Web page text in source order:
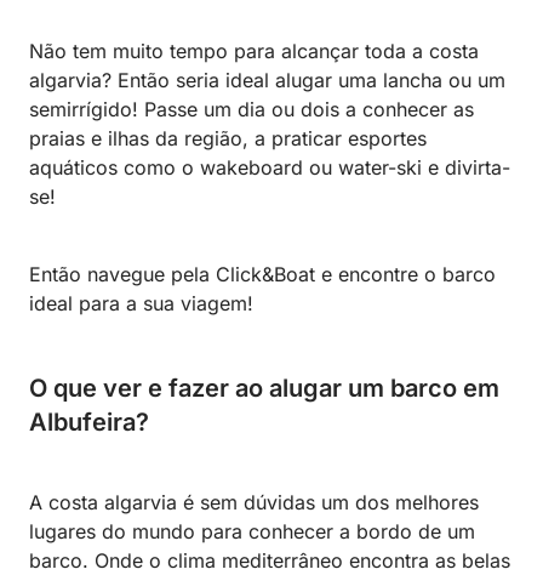
Não tem muito tempo para alcançar toda a costa
algarvia? Então seria ideal alugar uma lancha ou um
semirrígido! Passe um dia ou dois a conhecer as
praias e ilhas da região, a praticar esportes
aquáticos como o wakeboard ou water-ski e divirta-
se!
Então navegue pela Click&Boat e encontre o barco
ideal para a sua viagem!
O que ver e fazer ao alugar um barco em
Albufeira?
A costa algarvia é sem dúvidas um dos melhores
lugares do mundo para conhecer a bordo de um
barco. Onde o clima mediterrâneo encontra as belas